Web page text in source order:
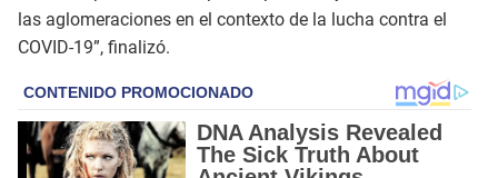
las aglomeraciones en el contexto de la lucha contra el
COVID-19”, finalizó.